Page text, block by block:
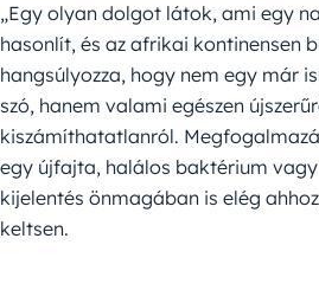
„Egy olyan dolgot látok, ami egy
hasonlít, és az afrikai kontinensen
hangsúlyozza, hogy nem egy már
szó, hanem valami egészen
kiszámíthatatlanról.
egy újfajta, halálos baktérium vagy
kijelentés önmagában is elég
keltsen.